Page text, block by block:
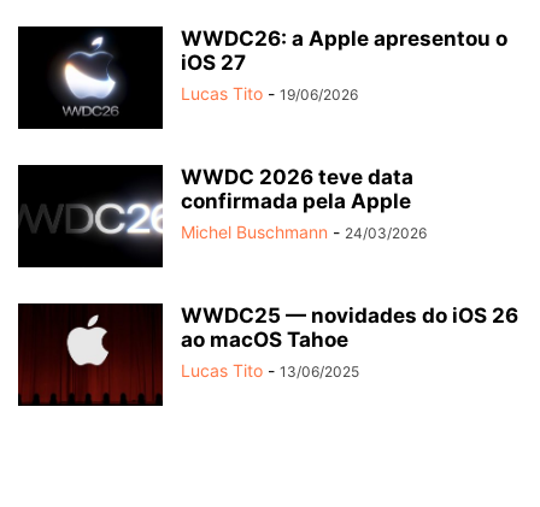
WWDC26: a Apple apresentou o
iOS 27
Lucas Tito - 19/06/2026
WWDC 2026 teve data
confirmada pela Apple
Michel Buschmann - 24/03/2026
WWDC25 — novidades do iOS 26
ao macOS Tahoe
Lucas Tito - 13/06/2025